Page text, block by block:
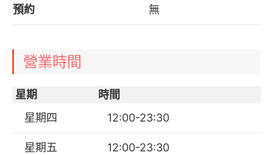
預約 無
營業時間
星期
時間
星期四
12:00-23:30
星期五 12:00-23:30